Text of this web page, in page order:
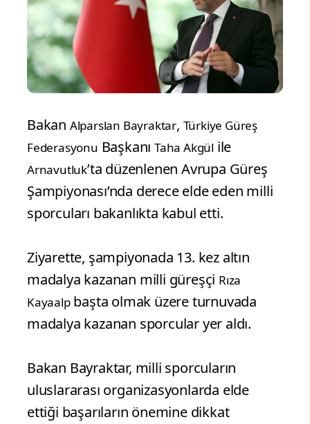
Bakan Alparslan Bayraktar, Türkiye Güreş
Federasyonu BaşkanıTaha Akgül ile
Arnavutluk’ta düzenlenen Avrupa Güreş
Şampiyonası’nda derece elde eden milli
sporcuları bakanlıkta kabul etti.
Ziyarette, şampiyonada 13. kez altın
madalya kazanan milli güreşçi Rıza
Kayaalpbaşta olmak üzere turnuvada
madalya kazanan sporcular yer aldı.
Bakan Bayraktar, milli sporcuların
uluslararası organizasyonlarda elde
ettiği başarıların önemine dikkat